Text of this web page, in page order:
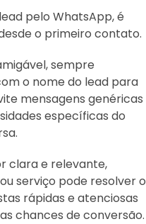
pelo WhatsApp, é
o primeiro contato.
sempre
o nome do lead para
mensagens genéricas
específicas do
clara e relevante,
serviço pode resolver o
rápidas e atenciosas
chances de conversão.